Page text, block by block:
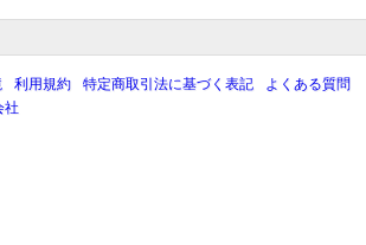
利用規約 特定商取引法に基づく表記
よくある質問
社